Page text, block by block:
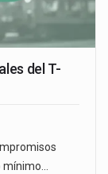
del T-
mínimo…